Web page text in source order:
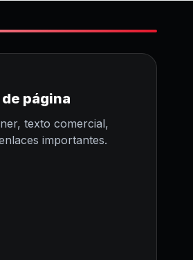
página
texto comercial,
importantes.